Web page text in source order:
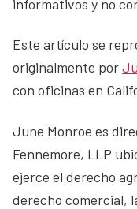
informativos y no
Este artículo se
originalmente por
con oficinas en
June Monroe es
Fennemore, LLP
ejerce el derecho
derecho comercial,